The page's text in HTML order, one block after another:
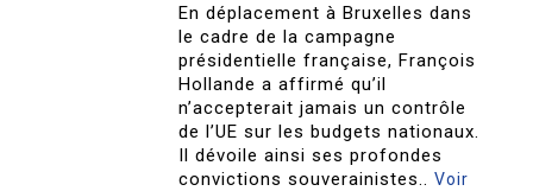
En déplacement à Bruxelles dans
le cadre de la campagne
présidentielle française, François
Hollande a affirmé qu’il
n’accepterait jamais un contrôle
de l’UE sur les budgets nationaux.
Il dévoile ainsi ses profondes
convictions souverainistes..Voir